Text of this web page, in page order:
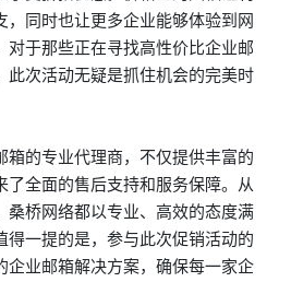
，同时也让更多企业能够体验到网
对于那些正在寻找高性价比企业邮
此次活动无疑是抓住机会的完美时
箱的专业代理商，不仅提供丰富的
了全面的售后支持和服务保障。从
桑桥网络都以专业、高效的态度满
得一提的是，参与此次促销活动的
企业邮箱解决方案，确保每一家企